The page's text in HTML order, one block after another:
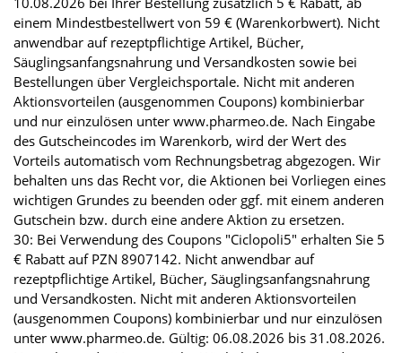
einem Mindestbestellwert von 59 € (Warenkorbwert). Nicht
anwendbar auf rezeptpflichtige Artikel, Bücher,
Säuglingsanfangsnahrung und Versandkosten sowie bei
Bestellungen über Vergleichsportale. Nicht mit anderen
Aktionsvorteilen (ausgenommen Coupons) kombinierbar
und nur einzulösen unter www.pharmeo.de. Nach Eingabe
des Gutscheincodes im Warenkorb, wird der Wert des
Vorteils automatisch vom Rechnungsbetrag abgezogen. Wir
behalten uns das Recht vor, die Aktionen bei Vorliegen eines
wichtigen Grundes zu beenden oder ggf. mit einem anderen
Gutschein bzw. durch eine andere Aktion zu ersetzen.
30: Bei Verwendung des Coupons "Ciclopoli5" erhalten Sie 5
€ Rabatt auf PZN 8907142. Nicht anwendbar auf
rezeptpflichtige Artikel, Bücher, Säuglingsanfangsnahrung
und Versandkosten. Nicht mit anderen Aktionsvorteilen
(ausgenommen Coupons) kombinierbar und nur einzulösen
unter www.pharmeo.de. Gültig: 06.08.2026 bis 31.08.2026.